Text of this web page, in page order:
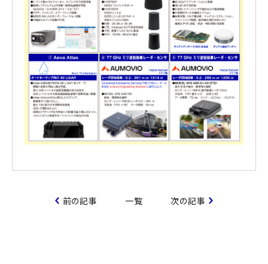
前の記事 一覧 次の記事